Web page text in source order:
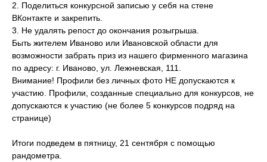
2. Поделиться конкурсной записью у себя на стене
ВКонтакте и закрепить.
3. Не удалять репост до окончания розыгрыша.
Быть жителем Иваново или Ивановской области для
возможности забрать приз из нашего фирменного магазина
по адресу: г. Иваново, ул. Лежневская, 111.
Внимание! Профили без личных фото НЕ допускаются к
участию. Профили, созданные специально для конкурсов, не
допускаются к участию (не более 5 конкурсов подряд на
странице)
Итоги подведем в пятницу, 21 сентября с помощью
рандометра.